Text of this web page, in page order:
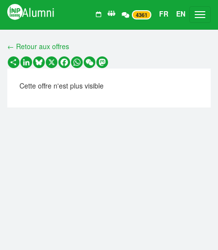
4361 FR EN
← Retour aux offres
PartagerLinkedIn
Bluesky
X Facebook
WhatsApp
WeChatMastodon
Cette offre n'est plus visible